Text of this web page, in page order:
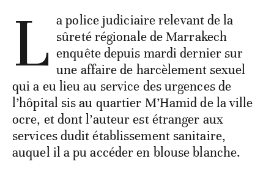
L a police judiciaire relevant de la
sûreté régionale de Marrakech
enquête depuis mardi dernier sur
une affaire de harcèlement sexuel
qui a eu lieu au service des urgences de
l’hôpital sis au quartier M’Hamid de la ville
ocre, et dont l’auteur est étranger aux
services dudit établissement sanitaire,
auquel il a pu accéder en blouse blanche.